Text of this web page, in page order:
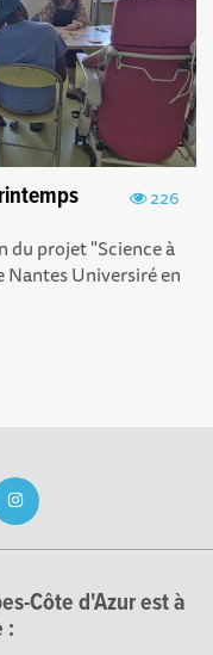
226
du projet "Science à
Nantes Universiré en
Côte d'Azur est à
: